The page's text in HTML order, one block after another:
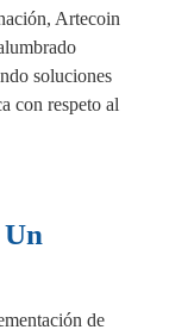
Artecoin
soluciones
con respeto al
de